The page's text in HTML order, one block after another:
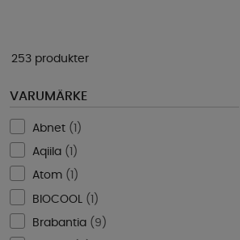
253 produkter
VARUMÄRKE
Abnet ( )
Aqiila ( )
Atom ( )
BIOCOOL (1 )
Brabantia ( 9 )